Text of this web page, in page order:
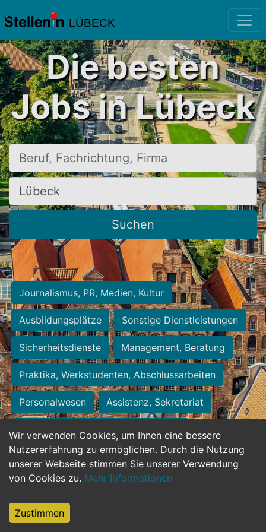
LÜBECK
Wir verwenden Cookies, um Ihnen eine bessere
Nutzererfahrung zu ermöglichen. Durch die Nutzung
unserer Webseite stimmen Sie unserer Verwendung
von Cookies zu. Mehr Informationen
Zustimmen
Die besten
Jobs in Lübeck
Beruf, Fachrichtung, Firma
Ort, Stadt
Suchen
Journalismus, PR, Medien, Kultur
Ausbildungsplätze Sonstige Dienstleistungen
Sicherheitsdienste Management, Beratung
Praktika, Werkstudenten, Abschlussarbeiten
Personalwesen Assistenz, Sekretariat
Hilfskräfte, Aushilfs- und Nebenjobs
Einkauf, Logistik, Materialwirtschaft
Weiterbildung, Studium, duale Ausbildung
Tourismus